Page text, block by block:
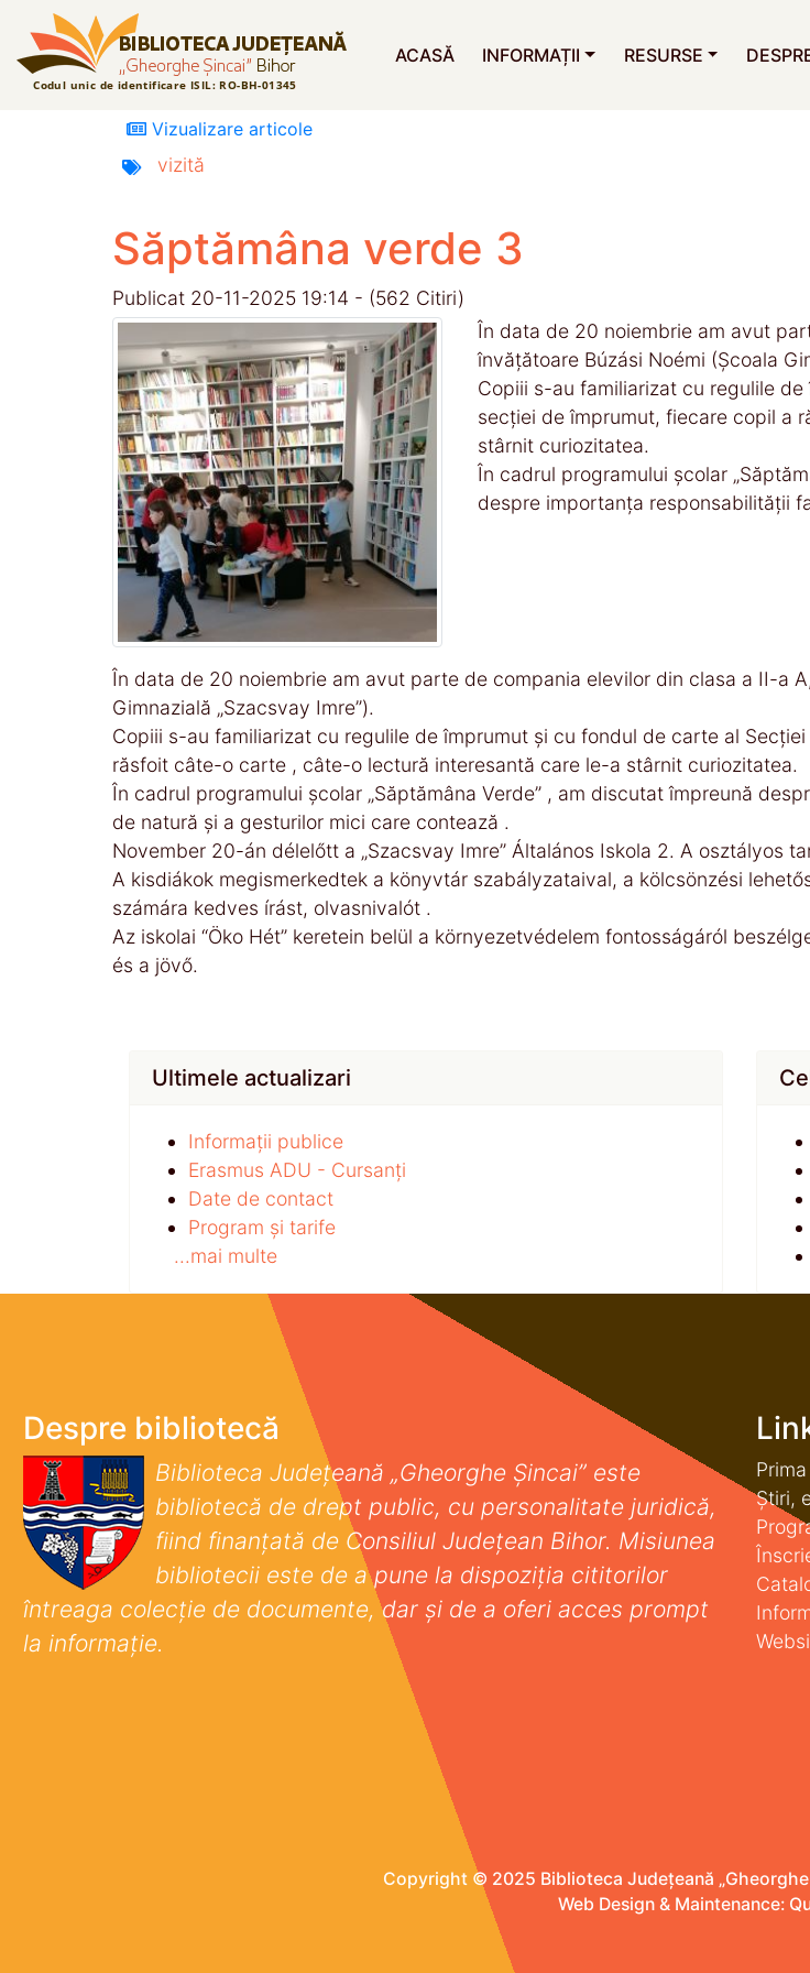
ACASĂ INFORMAȚII RESURSE
Vizualizare articole
vizită
Săptămâna verde 3
Publicat 20-11-2025 19:14 - (562 Citiri)
În data de 20 noiembrie am avut
învățătoare Búzási Noémi (Școala
Copiii s-au familiarizat cu regulile
secției de împrumut, fiecare copil a
stârnit curiozitatea.
În cadrul programului școlar
despre importanța responsabilității
În data de 20 noiembrie am avut parte de compania elevilor din clasa a II-a
Gimnazială „Szacsvay Imre”).
Copiii s-au familiarizat cu regulile de împrumut și cu fondul de carte al
răsfoit câte-o carte , câte-o lectură interesantă care le-a stârnit curiozitatea.
În cadrul programului școlar „Săptămâna Verde” , am discutat împreună
de natură și a gesturilor mici care contează .
November 20-án délelőtt a „Szacsvay Imre” Általános Iskola 2. A osztályos
A kisdiákok megismerkedtek a könyvtár szabályzataival, a kölcsönzési
számára kedves írást, olvasnivalót .
Az iskolai “Öko Hét” keretein belül a környezetvédelem fontosságáról
és a jövő.
Ultimele actualizari
Informații publice
Erasmus ADU - Cursanți
Date de contact
Program și tarife
...mai multe
Despre bibliotecă
Biblioteca Județeană „Gheorghe Șincai” este
bibliotecă de drept public, cu personalitate juridică,
fiind finanţată de Consiliul Judeţean Bihor. Misiunea
bibliotecii este de a pune la dispoziţia cititorilor
întreaga colecţie de documente, dar şi de a oferi acces prompt
la informaţie.
Știri,
Copyright © 2025 Biblioteca Județeană
Web Design & Maintenance: